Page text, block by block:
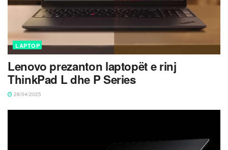
LAPTOP
Lenovo prezanton laptopët e rinj
ThinkPad L dhe P Series
28/04/2025